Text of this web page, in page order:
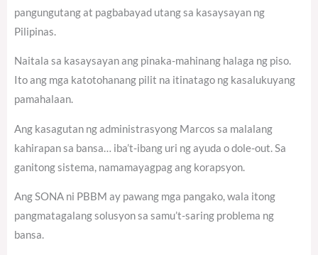
pangungutang at pagbabayad utang sa kasaysayan ng
Pilipinas.
Naitala sa kasaysayan ang pinaka-mahinang halaga ng piso.
Ito ang mga katotohanang pilit na itinatago ng kasalukuyang
pamahalaan.
Ang kasagutan ng administrasyong Marcos sa malalang
kahirapan sa bansa… iba’t-ibang uri ng ayuda o dole-out. Sa
ganitong sistema, namamayagpag ang korapsyon.
Ang SONA ni PBBM ay pawang mga pangako, wala itong
pangmatagalang solusyon sa samu’t-saring problema ng
bansa.